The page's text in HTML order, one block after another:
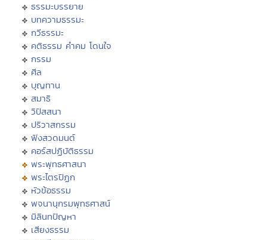
ธรรมะบรรยาย
บทความธรรมะ
กวีธรรมะ
คติธรรม คำคม โดนใจ
กรรม
ศีล
บุญทาน
สมาธิ
วิปัสสนา
ปริวาสกรรม
ฟังสวดมนต์
คอร์สปฏิบัติธรรม
พระพุทธศาสนา
พระไตรปิฏก
หัวข้อธรรม
พจนานุกรมพุทธศาสน์
มิลินทปัญหา
เสียงธรรม